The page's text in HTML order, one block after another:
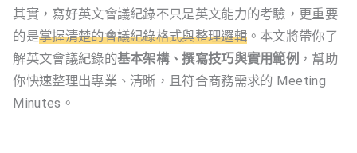
其實，寫好英文會議紀錄不只是英文能力的考驗，更重要
的是掌握清楚的會議紀錄格式與整理邏輯。本文將帶你了
解英文會議紀錄的基本架構、撰寫技巧與實用範例 ，幫助
你快速整理出專業、清晰，且符合商務需求的 Meeting
Minutes。